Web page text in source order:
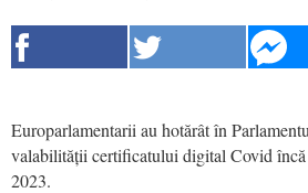
Europarlamentarii au hotărât în
valabilității certificatului digital Covid
2023.